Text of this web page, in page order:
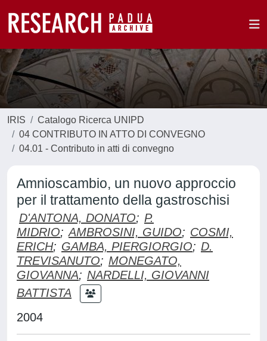
IRIS
Catalogo Ricerca UNIPD
04 CONTRIBUTO IN ATTO DI CONVEGNO
04.01 - Contributo in atti di convegno
Amnioscambio, un nuovo approccio
per il trattamento della gastroschisi
D'ANTONA, DONATO; P.
MIDRIO; AMBROSINI, GUIDO; COSMI,
ERICH; GAMBA, PIERGIORGIO; D.
TREVISANUTO; MONEGATO,
GIOVANNA; NARDELLI, GIOVANNI
BATTISTA
2004